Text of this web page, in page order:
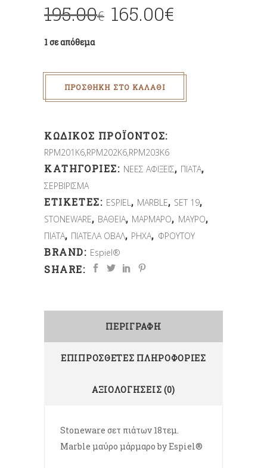
195.00€ 165.00€
1 σε απόθεμα
ΠΡΟΣΘΉΚΗ ΣΤΟ ΚΑΛΆΘΙ
ΚΩΔΙΚΌΣ ΠΡΟΪΌΝΤΟΣ:
RPM201K6,RPM202K6,RPM203K6
ΚΑΤΗΓΟΡΊΕΣ: ΝΕΕΣ ΑΦΙΞΕΙΣ, ΠΙΑΤΑ,
ΣΕΡΒΙΡΙΣΜΑ
ΕΤΙΚΈΤΕΣ: ESPIEL, MARBLE, SET 19,
STONEWARE, ΒΑΘΕΙΑ, ΜΑΡΜΑΡΟ, ΜΑΥΡΟ,
ΠΙΑΤΑ, ΠΙΑΤΕΛΑ ΟΒΑΛ, ΡΗΧΑ, ΦΡΟΥΤΟΥ
BRAND: Espiel®
SHARE:
ΠΕΡΙΓΡΑΦΉ
ΕΠΙΠΡΌΣΘΕΤΕΣ ΠΛΗΡΟΦΟΡΊΕΣ
ΑΞΙΟΛΟΓΉΣΕΙΣ (0)
Stoneware σετ πιάτων 18τεμ.
Marble μαύρο μάρμαρο by Espiel®